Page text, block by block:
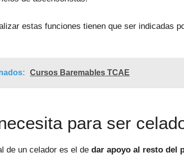
estas funciones tienen que ser indicadas
Cursos Baremables TCAE
para ser
de un celador es el de dar apoyo al resto del